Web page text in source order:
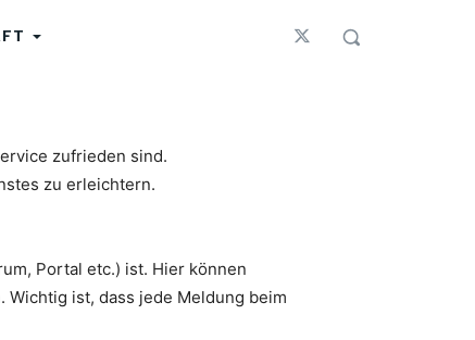
zufrieden sind.
zu erleichtern.
Portal etc.) ist. Hier können
ist, dass jede Meldung beim